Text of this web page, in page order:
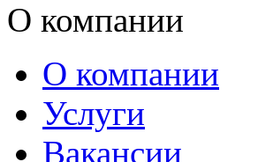
О компании
О компании
Услуги
Вакансии